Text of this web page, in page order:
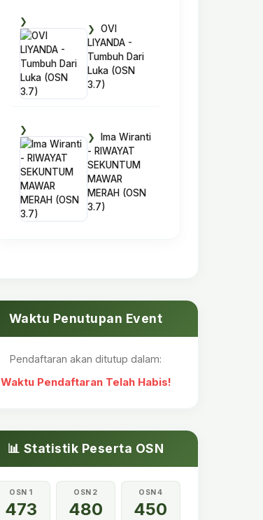
OVI
LIYANDA -
Tumbuh Dari
Luka (OSN
3.7)
Ima Wiranti
- RIWAYAT
SEKUNTUM
MAWAR
MERAH (OSN
3.7)
Waktu Penutupan Event
Pendaftaran akan ditutup dalam:
Waktu Pendaftaran Telah Habis!
📊 Statistik Peserta OSN
OSN 1
473
OSN 2
480
OSN 4
450